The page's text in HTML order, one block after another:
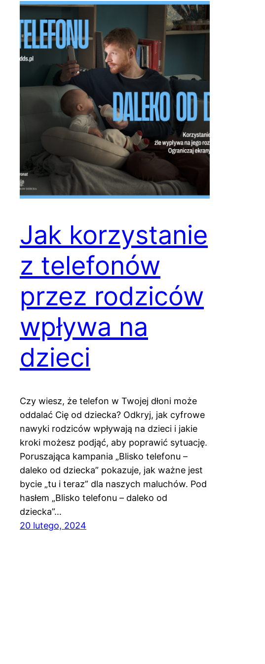
Jak korzystanie
z telefonów
przez rodziców
wpływa na
dzieci
Czy wiesz, że telefon w Twojej dłoni może
oddalać Cię od dziecka? Odkryj, jak cyfrowe
nawyki rodziców wpływają na dzieci i jakie
kroki możesz podjąć, aby poprawić sytuację.
Poruszająca kampania „Blisko telefonu –
daleko od dziecka” pokazuje, jak ważne jest
bycie „tu i teraz” dla naszych maluchów. Pod
hasłem „Blisko telefonu – daleko od
dziecka”…
20 lutego, 2024